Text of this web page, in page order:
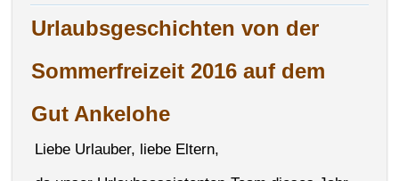
Urlaubsgeschichten von der
Sommerfreizeit 2016 auf dem
Gut Ankelohe
Liebe Urlauber, liebe Eltern,